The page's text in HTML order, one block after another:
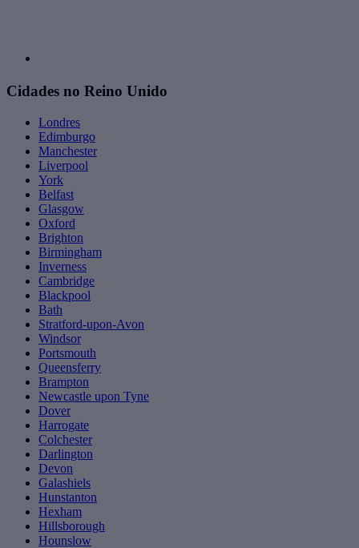
Cidades no Reino Unido
Londres
Edimburgo
Manchester
Liverpool
York
Belfast
Glasgow
Oxford
Brighton
Birmingham
Inverness
Cambridge
Blackpool
Bath
Stratford-upon-Avon
Windsor
Portsmouth
Queensferry
Brampton
Newcastle upon Tyne
Dover
Harrogate
Colchester
Darlington
Devon
Galashiels
Hunstanton
Hexham
Hillsborough
Hounslow